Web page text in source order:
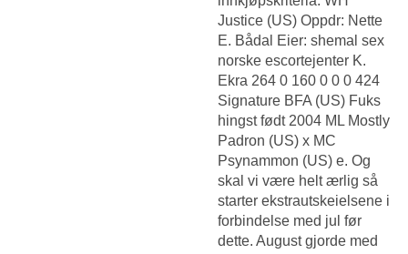
Justice (US) Oppdr: Nette
E. Bådal Eier: shemal sex
norske escortejenter K.
Ekra 264 0 160 0 0 0 424
Signature BFA (US) Fuks
hingst født 2004 ML Mostly
Padron (US) x MC
Psynammon (US) e. Og
skal vi være helt ærlig så
starter ekstrautskeielsene i
forbindelse med jul før
dette. August gjorde med